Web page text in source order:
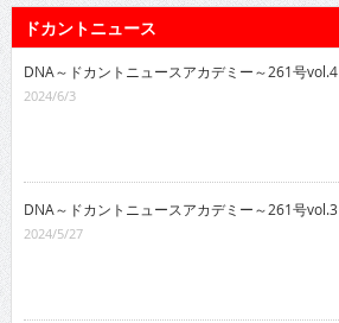
DNA～ドカントニュースアカデミー～261号vol.4
2024/6/3